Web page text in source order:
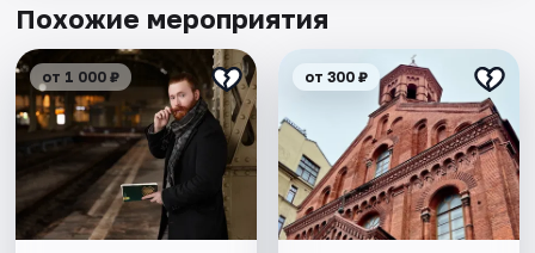
Похожие мероприятия
от 1 000 ₽ от 300 ₽